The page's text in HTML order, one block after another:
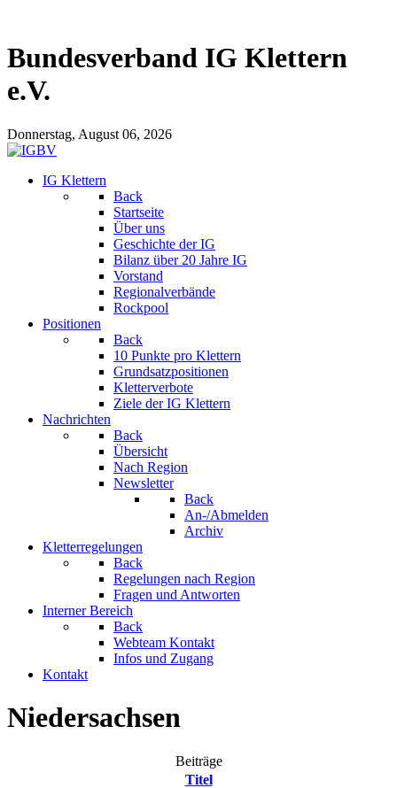
Bundesverband IG Klettern
e.V.
Donnerstag, August 06, 2026
IG Klettern
Back
Startseite
Über uns
Geschichte der IG
Bilanz über 20 Jahre IG
Vorstand
Regionalverbände
Rockpool
Positionen
Back
10 Punkte pro Klettern
Grundsatzpositionen
Kletterverbote
Ziele der IG Klettern
Nachrichten
Back
Übersicht
Nach Region
Newsletter
Back
An-/Abmelden
Archiv
Kletterregelungen
Back
Regelungen nach Region
Fragen und Antworten
Interner Bereich
Back
Webteam Kontakt
Infos und Zugang
Kontakt
Niedersachsen
Beiträge
Titel